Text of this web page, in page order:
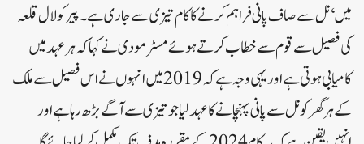
میں ‘نل سے صاف پانی فراہم کرنے کا کام تیزی سے جاری ہے۔پیر کو لال قلعہ
کی فصیل سے قوم سے خطاب کرتے ہوئے مسٹر مودی نے کہا کہ ہر عہد میں
کامیابی ہوتی ہے اور یہی وجہ ہے کہ 2019 میں انہوں نے اس فصیل سے ملک
کے ہر گھر کو نل سے پانی پہنچانے کا عہد لیا جو تیزی سے آگے بڑھ رہا ہے اور